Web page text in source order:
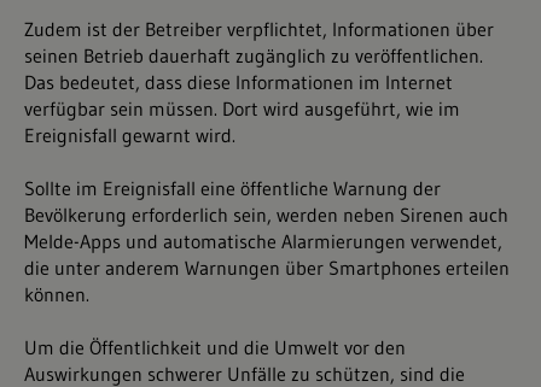
Zudem ist der Betreiber verpflichtet, Informationen über
seinen Betrieb dauerhaft zugänglich zu veröffentlichen.
Das bedeutet, dass diese Informationen im Internet
verfügbar sein müssen. Dort wird ausgeführt, wie im
Ereignisfall gewarnt wird.
Sollte im Ereignisfall eine öffentliche Warnung der
Bevölkerung erforderlich sein, werden neben Sirenen auch
Melde-Apps und automatische Alarmierungen verwendet,
die unter anderem Warnungen über Smartphones erteilen
können.
Um die Öffentlichkeit und die Umwelt vor den
Auswirkungen schwerer Unfälle zu schützen, sind die